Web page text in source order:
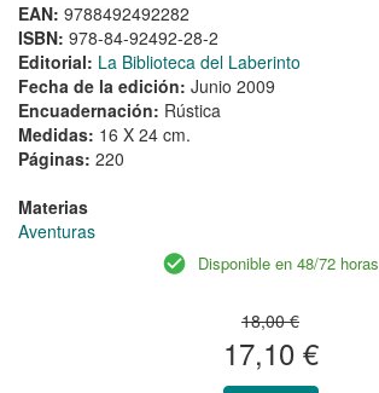
EAN: 9788492492282
ISBN: 978-84-92492-28-2
Editorial: La Biblioteca del Laberinto
Fecha de la edición: Junio 2009
Encuadernación: Rústica
Medidas: 16 X 24 cm.
Páginas: 220
Materias
Aventuras
Disponible en 48/72 horas
18,00 €
17,10 €